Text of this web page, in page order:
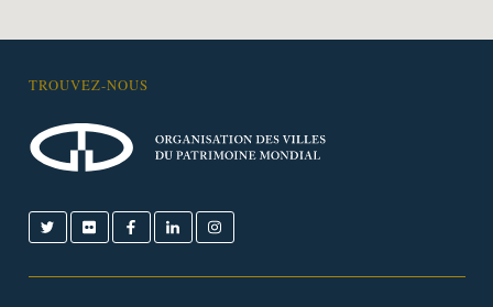
TROUVEZ-NOUS